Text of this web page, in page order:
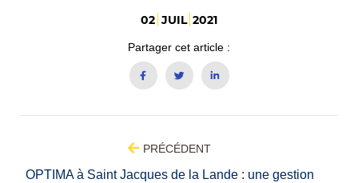
02 JUIL 2021
Partager cet article :
PRÉCÉDENT
OPTIMA à Saint Jacques de la Lande : une gestion